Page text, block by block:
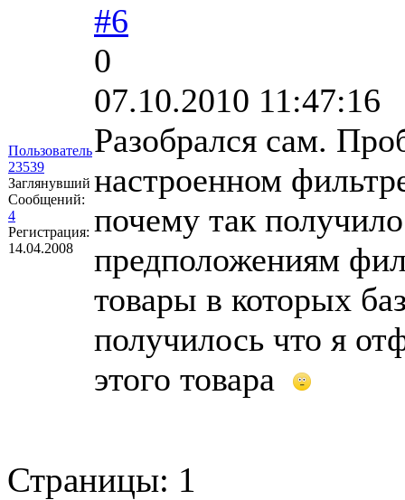
Пользователь
23539
Заглянувший
Сообщений:
4
Регистрация:
14.04.2008
#6
0
07.10.2010 11:47:16
Разобрался сам.
настроенном
почему так
предположениям
товары в которых
получилось что я
этого товара
Страницы: 1